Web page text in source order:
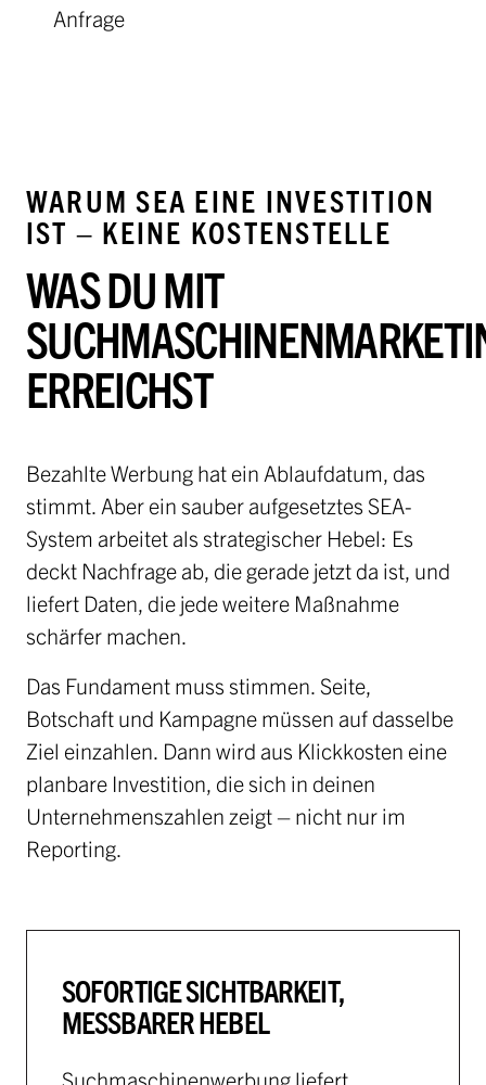
Anfrage
WARUM SEA EINE INVESTITION
IST – KEINE KOSTENSTELLE
WAS DU MIT
ERREICHST
Bezahlte Werbung hat ein Ablaufdatum, das
stimmt. Aber ein sauber aufgesetztes SEA-
System arbeitet als strategischer Hebel: Es
deckt Nachfrage ab, die gerade jetzt da ist, und
liefert Daten, die jede weitere Maßnahme
schärfer machen.
Das Fundament muss stimmen. Seite,
Botschaft und Kampagne müssen auf dasselbe
Ziel einzahlen. Dann wird aus Klickkosten eine
planbare Investition, die sich in deinen
Unternehmenszahlen zeigt – nicht nur im
Reporting.
SOFORTIGE SICHTBARKEIT,
MESSBARER HEBEL
Suchmaschinenwerbung liefert